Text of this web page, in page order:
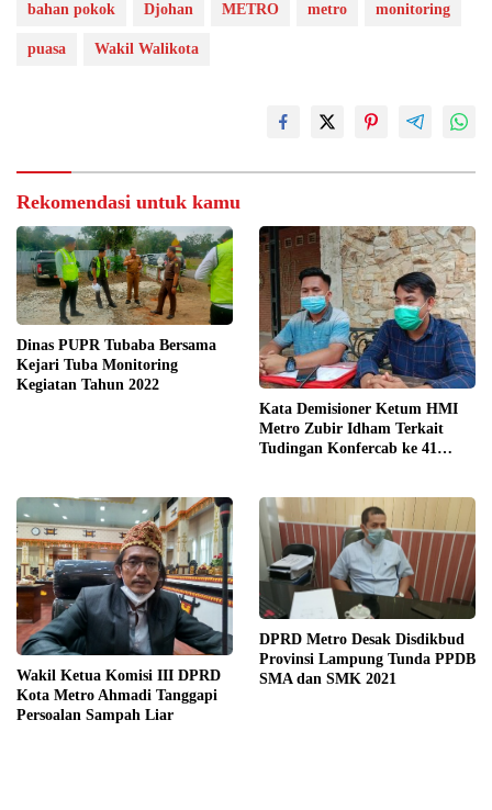
bahan pokok Djohan METRO metro monitoring
puasa Wakil Walikota
Rekomendasi untuk kamu
Dinas PUPR Tubaba Bersama
Kejari Tuba Monitoring
Kegiatan Tahun 2022
Kata Demisioner Ketum HMI
Metro Zubir Idham Terkait
Tudingan Konfercab ke 41
Wakil Ketua Komisi III DPRD
Kota Metro Ahmadi Tanggapi
Persoalan Sampah Liar
DPRD Metro Desak Disdikbud
Provinsi Lampung Tunda PPDB
SMA dan SMK 2021